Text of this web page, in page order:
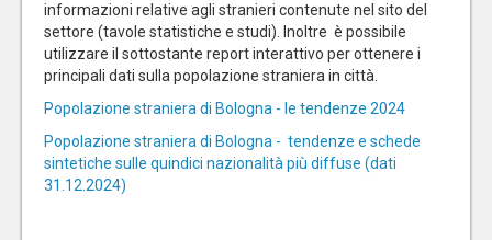
informazioni relative agli stranieri contenute nel sito del
settore (tavole statistiche e studi). Inoltre è possibile
utilizzare il sottostante report interattivo per ottenere i
principali dati sulla popolazione straniera in città.
Popolazione straniera di Bologna - le tendenze 2024
Popolazione straniera di Bologna - tendenze e schede
sintetiche sulle quindici nazionalità più diffuse (dati
31.12.2024)